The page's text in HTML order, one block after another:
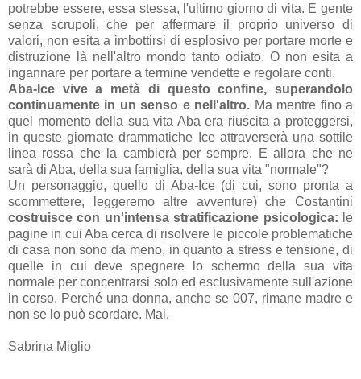
potrebbe essere, essa stessa, l'ultimo giorno di vita. E gente
senza scrupoli, che per affermare il proprio universo di
valori, non esita a imbottirsi di esplosivo per portare morte e
distruzione là nell'altro mondo tanto odiato. O non esita a
ingannare per portare a termine vendette e regolare conti.
Aba-Ice vive a metà di questo confine, superandolo
continuamente in un senso e nell'altro. Ma mentre fino a
quel momento della sua vita Aba era riuscita a proteggersi,
in queste giornate drammatiche Ice attraverserà una sottile
linea rossa che la cambierà per sempre. E allora che ne
sarà di Aba, della sua famiglia, della sua vita "normale"?
Un personaggio, quello di Aba-Ice (di cui, sono pronta a
scommettere, leggeremo altre avventure) che Costantini
costruisce con un'intensa stratificazione psicologica: le
pagine in cui Aba cerca di risolvere le piccole problematiche
di casa non sono da meno, in quanto a stress e tensione, di
quelle in cui deve spegnere lo schermo della sua vita
normale per concentrarsi solo ed esclusivamente sull'azione
in corso. Perché una donna, anche se 007, rimane madre e
non se lo può scordare. Mai.
Sabrina Miglio